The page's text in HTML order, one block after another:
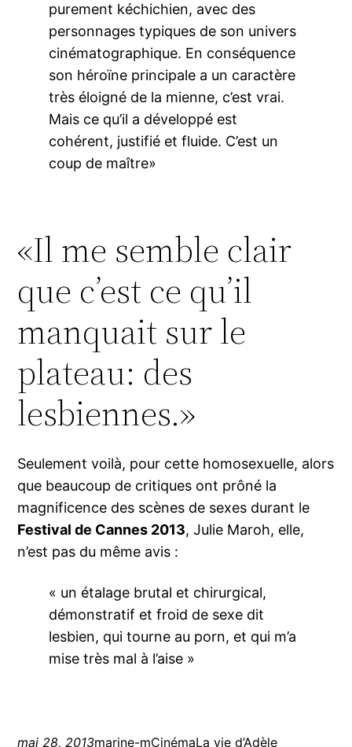
purement kéchichien, avec des
personnages typiques de son univers
cinématographique. En conséquence
son héroïne principale a un caractère
très éloigné de la mienne, c’est vrai.
Mais ce qu’il a développé est
cohérent, justifié et fluide. C’est un
coup de maître»
«Il me semble clair
que c’est ce qu’il
manquait sur le
plateau: des
lesbiennes.»
Seulement voilà, pour cette homosexuelle, alors
que beaucoup de critiques ont prôné la
magnificence des scènes de sexes durant le
Festival de Cannes 2013, Julie Maroh, elle,
n’est pas du même avis :
« un étalage brutal et chirurgical,
démonstratif et froid de sexe dit
lesbien, qui tourne au porn, et qui m’a
mise très mal à l’aise »
mai 28, 2013marine-mCinémaLa vie d’Adèle